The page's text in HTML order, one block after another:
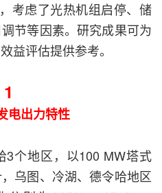
考虑了光热机组启停、储
节等因素。研究成果可为
益评估提供参考。
1
电出力特性
3个地区，以100 MW塔式
乌图、冷湖、德令哈地区